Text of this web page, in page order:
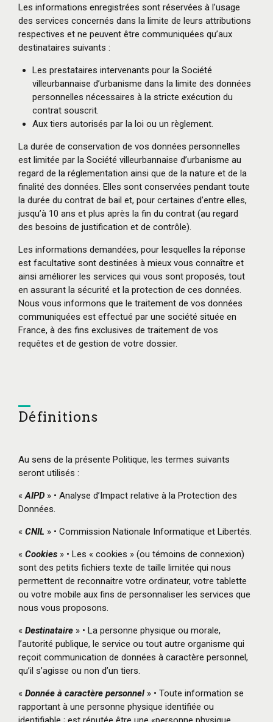
Les informations enregistrées sont réservées à l’usage
des services concernés dans la limite de leurs attributions
respectives et ne peuvent être communiquées qu’aux
destinataires suivants :
Les prestataires intervenants pour la Société
villeurbannaise d’urbanisme dans la limite des données
personnelles nécessaires à la stricte exécution du
contrat souscrit.
Aux tiers autorisés par la loi ou un règlement.
La durée de conservation de vos données personnelles
est limitée par la Société villeurbannaise d’urbanisme au
regard de la réglementation ainsi que de la nature et de la
finalité des données. Elles sont conservées pendant toute
la durée du contrat de bail et, pour certaines d’entre elles,
jusqu’à 10 ans et plus après la fin du contrat (au regard
des besoins de justification et de contrôle).
Les informations demandées, pour lesquelles la réponse
est facultative sont destinées à mieux vous connaître et
ainsi améliorer les services qui vous sont proposés, tout
en assurant la sécurité et la protection de ces données.
Nous vous informons que le traitement de vos données
communiquées est effectué par une société située en
France, à des fins exclusives de traitement de vos
requêtes et de gestion de votre dossier.
Définitions
Au sens de la présente Politique, les termes suivants
seront utilisés :
«AIPD » • Analyse d’Impact relative à la Protection des
Données.
« CNIL » • Commission Nationale Informatique et Libertés.
« Cookies » • Les « cookies » (ou témoins de connexion)
sont des petits fichiers texte de taille limitée qui nous
permettent de reconnaitre votre ordinateur, votre tablette
ou votre mobile aux fins de personnaliser les services que
nous vous proposons.
« Destinataire » • La personne physique ou morale,
l’autorité publique, le service ou tout autre organisme qui
reçoit communication de données à caractère personnel,
qu’il s’agisse ou non d’un tiers.
« Donnée à caractère personnel » • Toute information se
rapportant à une personne physique identifiée ou